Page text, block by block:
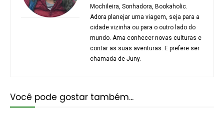
Mochileira, Sonhadora, Bookaholic.
Adora planejar uma viagem, seja para a
cidade vizinha ou para o outro lado do
mundo. Ama conhecer novas culturas e
contar as suas aventuras. E prefere ser
chamada de Juny.
Você pode gostar também...